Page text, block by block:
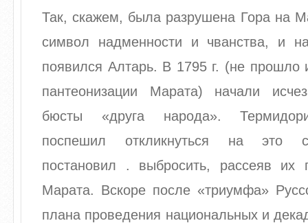
Так, скажем, была разрушена Гора на
символ надменности и чванства, и
появился Алтарь. В 1795 г. (не прошло
пантеонизации Марата) начали
бюсты «друга народа».
поспешил откликнуться на это
постановил . выбросить, рассеяв их
Марата. Вскоре после «триумфа»
плана проведения национальных и